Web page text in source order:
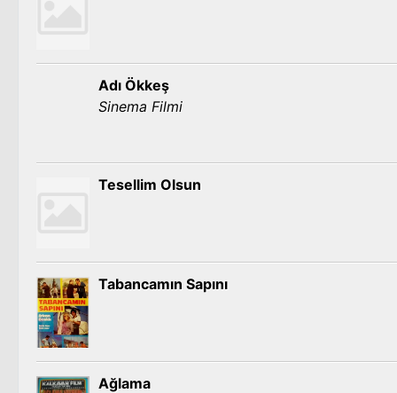
Adı Ökkeş
Sinema Filmi
Tesellim Olsun
Tabancamın Sapını
Ağlama